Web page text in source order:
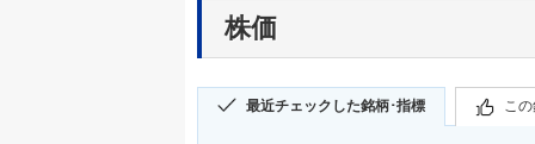
株価
最近チェックした銘柄･指標 こ